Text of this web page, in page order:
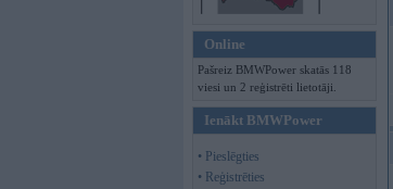
Online
Pašreiz BMWPower skatās 118
viesi un 2 reģistrēti lietotāji.
Ienākt BMWPower
• Pieslēgties
• Reģistrēties